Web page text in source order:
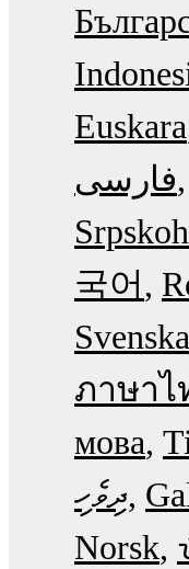
Euskara
فارسی
국어
Svenska
ภาษาไ
мова
ދިވެހި
Norsk